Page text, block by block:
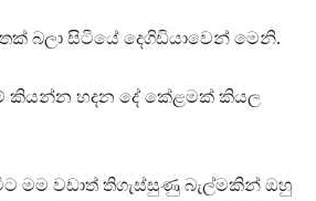
බලා සිටියේ දෙගිඩියාවෙන් මෙනි.
කියන්න හදන දේ කේළමක් කියල
මම වඩාත් තිගැස්සුණු බැල්මකින් ඔහු